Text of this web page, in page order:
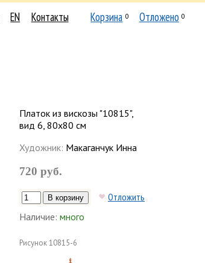
EN Контакты Корзина 0 Отложено 0
Платок из вискозы "10815",
вид 6, 80х80 см
Художник: Макаганчук Инна
720 руб.
Отложить
Наличие: много
Рисунок10815-6